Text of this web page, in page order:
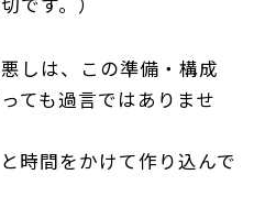
しは、この準備・構成
ても過言ではありませ
時間をかけて作り込んで